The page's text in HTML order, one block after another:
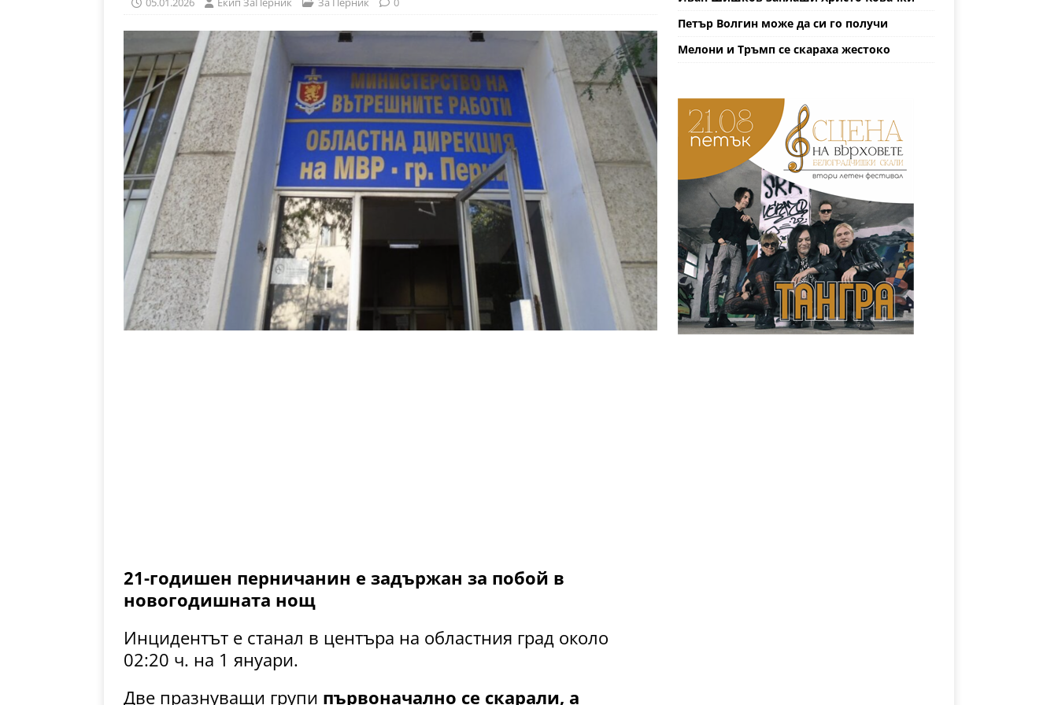
21-годишен перничанин е задържан за побой в
новогодишната нощ
Инцидентът е станал в центъра на областния град около
02:20 ч. на 1 януари.
Две празнуващи групи първоначално се скарали, а
Петър Волгин може да си го получи
Мелони и Тръмп се скараха жестоко